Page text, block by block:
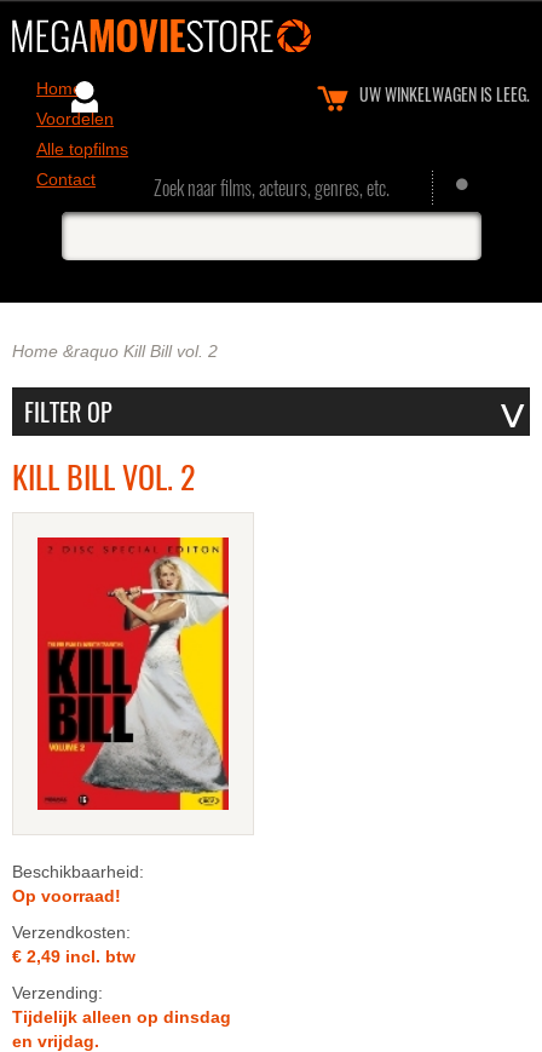
UW WINKELWAGEN IS LEEG.
Home
Voordelen
Alle topfilms
Contact
Zoek naar films, acteurs, genres, etc.
Home &raquo Kill Bill vol. 2
KILL BILL VOL. 2
Beschikbaarheid:
Op voorraad!
Verzendkosten:
€ 2,49 incl. btw
Verzending:
Tijdelijk alleen op dinsdag
en vrijdag.